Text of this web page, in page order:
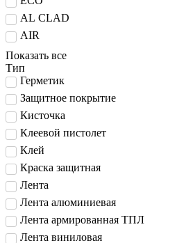
AL CLAD
AIR
Показать все
Тип
Герметик
Защитное покрытие
Кисточка
Клеевой пистолет
Клей
Краска защитная
Лента
Лента алюминиевая
Лента армированная ТПЛ
Лента виниловая